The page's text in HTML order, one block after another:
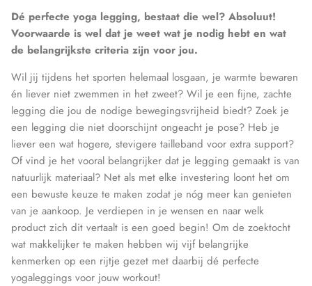
Dé perfecte yoga legging, bestaat die wel? Absoluut!
Voorwaarde is wel dat je weet wat je nodig hebt en wat
de belangrijkste criteria zijn voor jou.
Wil jij tijdens het sporten helemaal losgaan, je warmte bewaren
én liever niet zwemmen in het zweet? Wil je een fijne, zachte
legging die jou de nodige bewegingsvrijheid biedt? Zoek je
een legging die niet doorschijnt ongeacht je pose? Heb je
liever een wat hogere, stevigere tailleband voor extra support?
Of vind je het vooral belangrijker dat je legging gemaakt is van
natuurlijk materiaal? Net als met elke investering loont het om
een bewuste keuze te maken zodat je nóg meer kan genieten
van je aankoop. Je verdiepen in je wensen en naar welk
product zich dit vertaalt is een goed begin! Om de zoektocht
wat makkelijker te maken hebben wij vijf belangrijke
kenmerken op een rijtje gezet met daarbij dé perfecte
yogaleggings voor jouw workout!